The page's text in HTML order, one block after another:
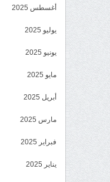
أغسطس 2025
يوليو 2025
يونيو 2025
مايو 2025
أبريل 2025
مارس 2025
فبراير 2025
يناير 2025